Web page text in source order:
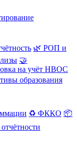
🌿 РОП и
🤝
на учёт НВОС
образования
♻️ ФККО 📦